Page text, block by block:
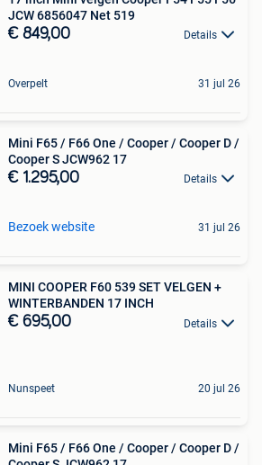
JCW 6856047 Net 519
€ 849,00 Details
Overpelt 31 jul 26
Mini F65 / F66 One / Cooper / Cooper D /
Cooper S JCW962 17
€ 1.295,00 Details
Bezoek website 31 jul 26
MINI COOPER F60 539 SET VELGEN +
WINTERBANDEN 17 INCH
€ 695,00 Details
Nunspeet 20 jul 26
Mini F65 / F66 One / Cooper / Cooper D /